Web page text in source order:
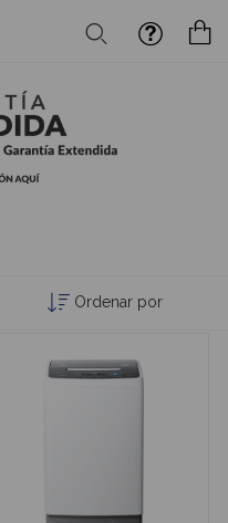
Buscar
Ordenar por